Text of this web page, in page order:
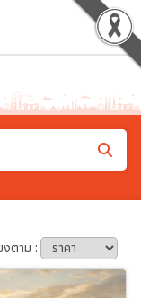
งตาม :